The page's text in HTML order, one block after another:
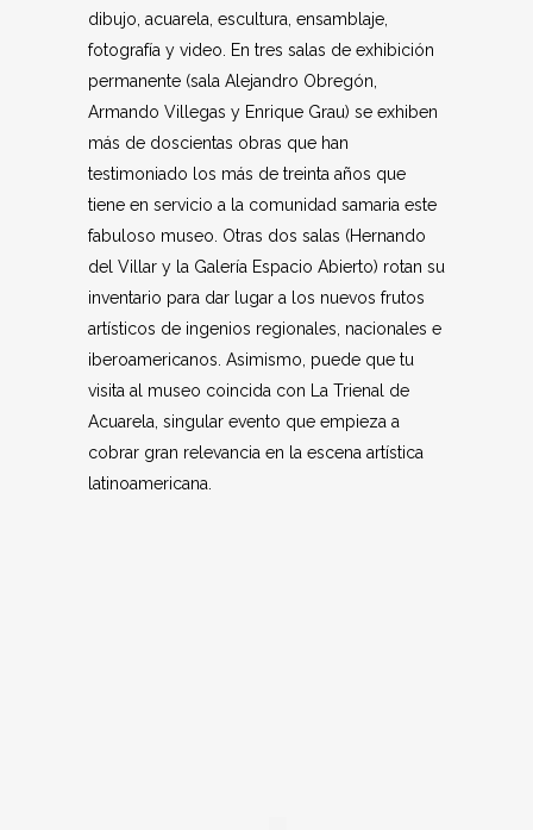
dibujo, acuarela, escultura, ensamblaje,
fotografía y video. En tres salas de exhibición
permanente (sala Alejandro Obregón,
Armando Villegas y Enrique Grau) se exhiben
más de doscientas obras que han
testimoniado los más de treinta años que
tiene en servicio a la comunidad samaria este
fabuloso museo. Otras dos salas (Hernando
del Villar y la Galería Espacio Abierto) rotan su
inventario para dar lugar a los nuevos frutos
artísticos de ingenios regionales, nacionales e
iberoamericanos. Asimismo, puede que tu
visita al museo coincida con La Trienal de
Acuarela, singular evento que empieza a
cobrar gran relevancia en la escena artística
latinoamericana.